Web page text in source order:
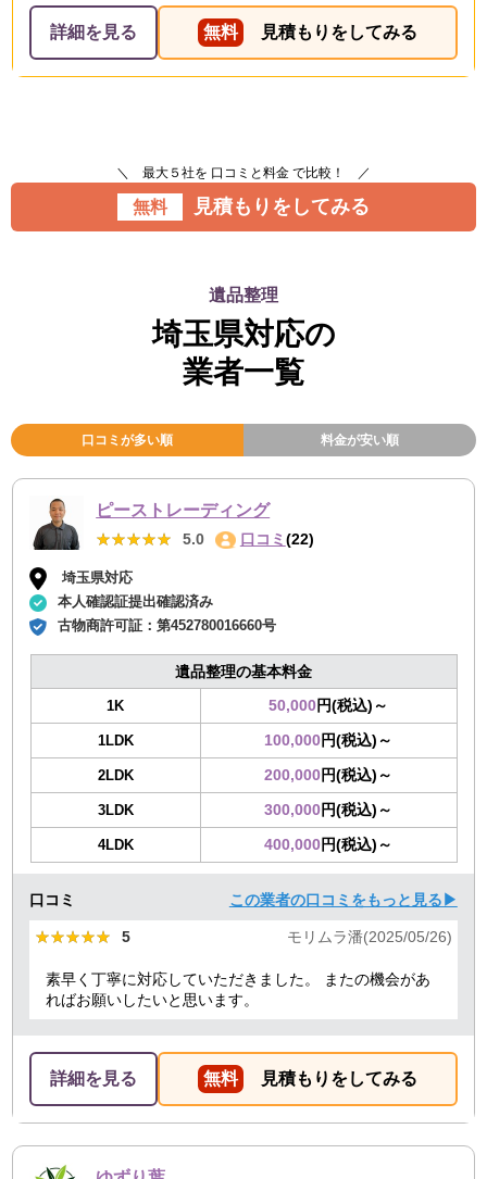
詳細を見る 無料 見積もりをしてみる
＼ 最大５社を 口コミと料金 で比較！ ／
無料 見積もりをしてみる
遺品整理
埼玉県対応の
業者一覧
口コミが多い順 料金が安い順
ピーストレーディング
★★★★★
★★★★★ 5.0 口コミ (22)
埼玉県対応
本人確認証提出確認済み
古物商許可証：第452780016660号
遺品整理の基本料金
1K 50,000円(税込)～
1LDK 100,000円(税込)～
2LDK 200,000円(税込)～
3LDK 300,000円(税込)～
4LDK 400,000円(税込)～
口コミ この業者の口コミをもっと見る▶
★★★★★
★★★★★ 5 モリムラ潘(2025/05/26)
素早く丁寧に対応していただきました。 またの機会があ
ればお願いしたいと思います。
詳細を見る 無料 見積もりをしてみる